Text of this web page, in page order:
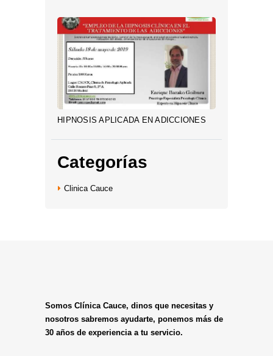
HIPNOSIS APLICADA EN ADICCIONES
Categorías
Clinica Cauce
Somos Clínica Cauce, dinos que necesitas y
nosotros sabremos ayudarte, ponemos más de
30 años de experiencia a tu servicio.